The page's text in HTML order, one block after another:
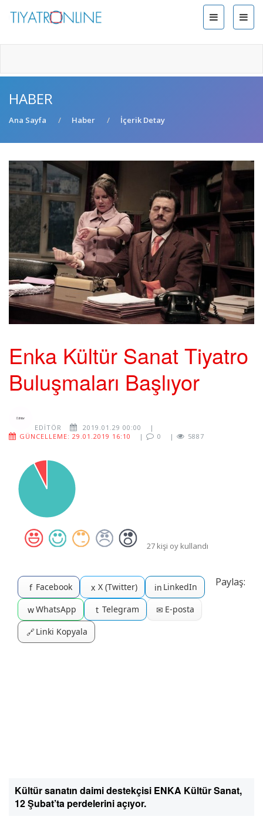
HABER
Ana Sayfa Haber İçerik Detay
Enka Kültür Sanat Tiyatro
Buluşmaları Başlıyor
EDITÖR 2019.01.29 00:00
|
GÜNCELLEME: 29.01.2019 16:10
| 0 | 5887
27 kişi oy kullandı
Paylaş:
f Facebook x X (Twitter) in LinkedIn
wWhatsApp t Telegram ✉ E-posta
🔗Linki Kopyala
Kültür sanatın daimi destekçisi ENKA Kültür Sanat,
12 Şubat’ta perdelerini açıyor.